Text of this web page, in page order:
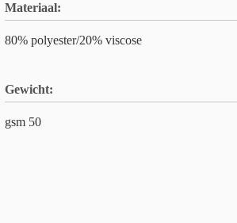
Materiaal:
80% polyester/20% viscose
Gewicht:
gsm 50